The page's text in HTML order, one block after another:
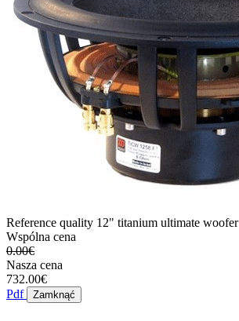
Reference quality 12" titanium ultimate woofer
Wspólna cena
0.00€
Nasza cena
732.00€
Pdf
Zamknąć